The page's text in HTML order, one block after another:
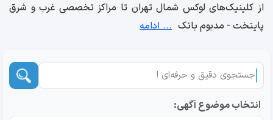
از کلینیک‌های لوکس شمال تهران تا مراکز تخصصی غرب و شرق
پایتخت - مدبوم بانک ... ادامه
انتخاب موضوع آگهی: